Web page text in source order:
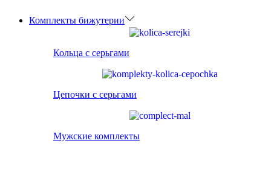
Комплекты бижутерии
Кольца с серьгами
Цепочки с серьгами
Мужские комплекты